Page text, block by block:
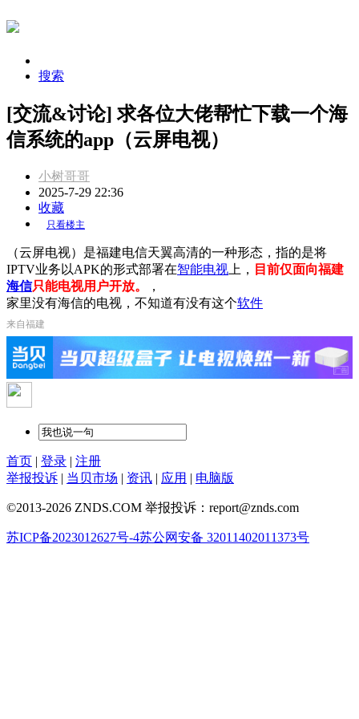
搜索
[交流&讨论] 求各位大佬帮忙下载一个海
信系统的app（云屏电视）
小树哥哥
2025-7-29 22:36
收藏
只看楼主
（云屏电视）是福建电信天翼高清的一种形态，指的是将
IPTV业务以APK的形式部署在智能电视 上，
目前仅面向福建
海信只能电视用户开放。
，
家里没有海信的电视，不知道有没有这个软件
来自福建
首页 | 登录 | 注册
举报投诉 | 当贝市场 | 资讯 | 应用 | 电脑版
©2013-2026 ZNDS.COM 举报投诉：report@znds.com
苏ICP备2023012627号-4苏公网安备 32011402011373号